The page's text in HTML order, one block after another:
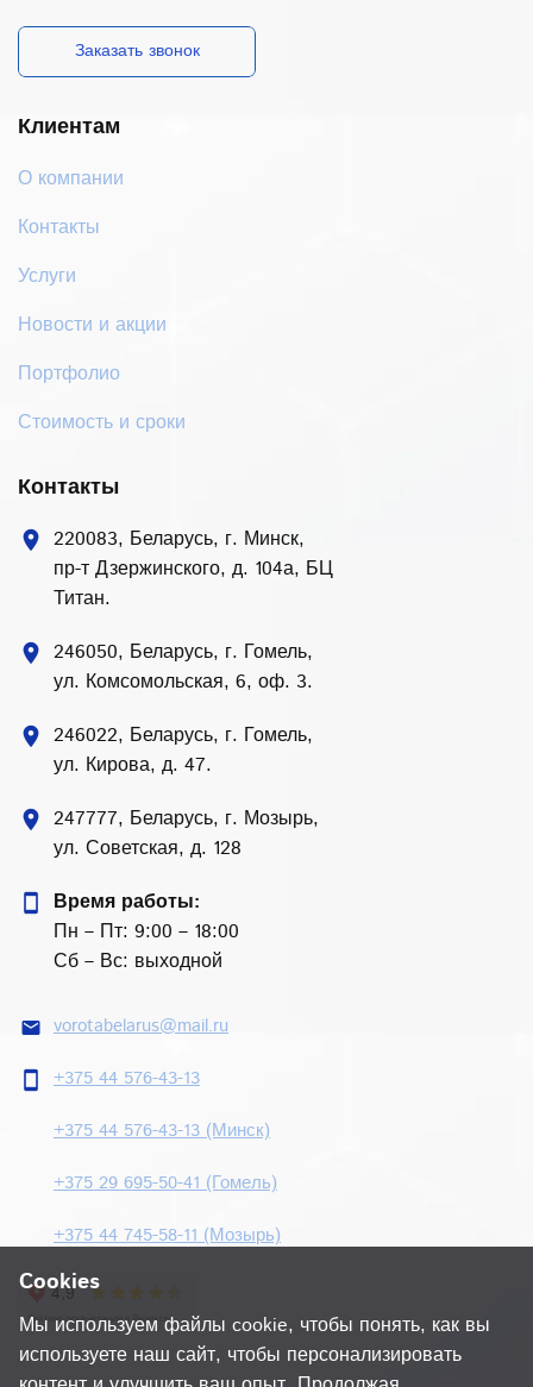
Заказать звонок
Клиентам
О компании
Контакты
Услуги
Новости и акции
Портфолио
Стоимость и сроки
Контакты
location_on 220083, Беларусь, г. Минск,
пр-т Дзержинского, д. 104а, БЦ
Титан.
location_on 246050, Беларусь, г. Гомель,
ул. Комсомольская, 6, оф. 3.
location_on 246022, Беларусь, г. Гомель,
ул. Кирова, д. 47.
location_on 247777, Беларусь, г. Мозырь,
ул. Советская, д. 128
smartphone
Время работы:
Пн – Пт: 9:00 – 18:00
Сб – Вс: выходной
email vorotabelarus@mail.ru
smartphone +375 44 576-43-13
+375 44 576-43-13 (Минск)
+375 29 695-50-41 (Гомель)
+375 44 745-58-11 (Мозырь)
Cookies
Мы используем файлы cookie, чтобы понять, как вы
используете наш сайт, чтобы персонализировать